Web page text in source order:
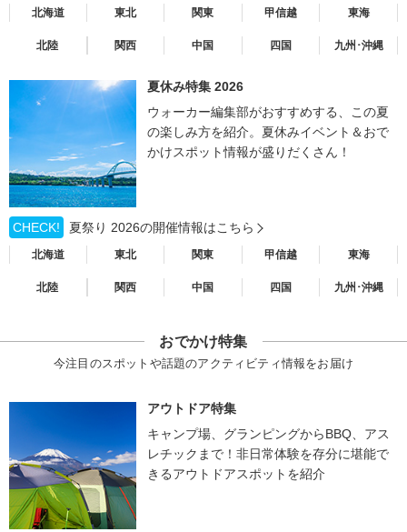
北海道 東北 関東 甲信越 東海
北陸 関西 中国 四国 九州･沖縄
夏休み特集 2026
ウォーカー編集部がおすすめする、この夏
の楽しみ方を紹介。夏休みイベント＆おで
かけスポット情報が盛りだくさん！
CHECK! 夏祭り 2026の開催情報はこちら
北海道 東北 関東 甲信越 東海
北陸 関西 中国 四国 九州･沖縄
おでかけ特集
今注目のスポットや話題のアクティビティ情報をお届け
アウトドア特集
キャンプ場、グランピングからBBQ、アス
レチックまで！非日常体験を存分に堪能で
きるアウトドアスポットを紹介